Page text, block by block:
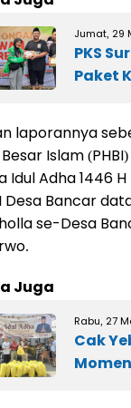
Jumat, 29
PKS
Paket
laporannya
Besar Islam
Idul Adha 1446
Desa Bancar
se-Desa
Juga
Rabu, 27
Cak